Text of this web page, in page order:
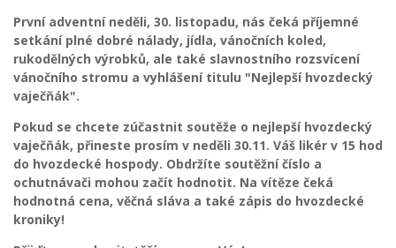
První adventní neděli, 30. listopadu, nás čeká příjemné
setkání plné dobré nálady, jídla, vánočních koled,
rukodělných výrobků, ale také slavnostního rozsvícení
vánočního stromu a vyhlášení titulu "Nejlepší hvozdecký
vaječňák".
Pokud se chcete zúčastnit soutěže o nejlepší hvozdecký
vaječňák, přineste prosím v neděli 30.11. Váš likér v 15 hod
do hvozdecké hospody. Obdržíte soutěžní číslo a
ochutnávači mohou začít hodnotit. Na vítěze čeká
hodnotná cena, věčná sláva a také zápis do hvozdecké
kroniky!